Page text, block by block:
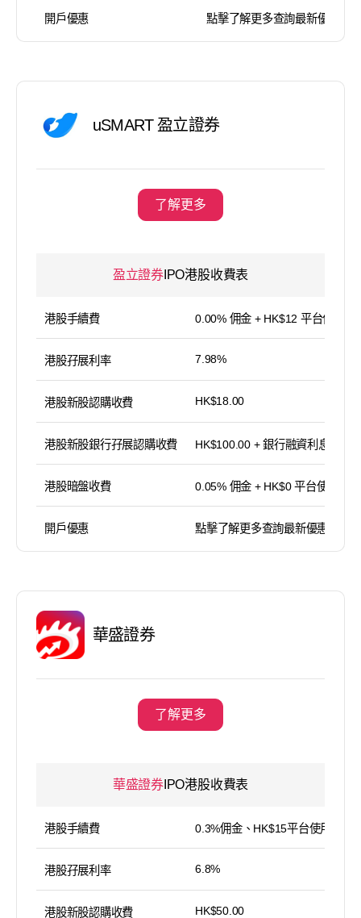
開戶優惠 點擊了解更多查詢最新優惠
uSMART 盈立證券
了解更多
盈立證券IPO港股收費表
港股手續費 0.00% 佣金 + HK$12 平台使用費
港股孖展利率 7.98%
港股新股認購收費 HK$18.00
港股新股銀行孖展認購收費 HK$100.00 + 銀行融資利息
港股暗盤收費 0.05% 佣金 + HK$0 平台使用費
開戶優惠 點擊了解更多查詢最新優惠
華盛證券
了解更多
華盛證券IPO港股收費表
港股手續費 0.3%佣金、HK$15平台使用費
港股孖展利率 6.8%
港股新股認購收費 HK$50.00